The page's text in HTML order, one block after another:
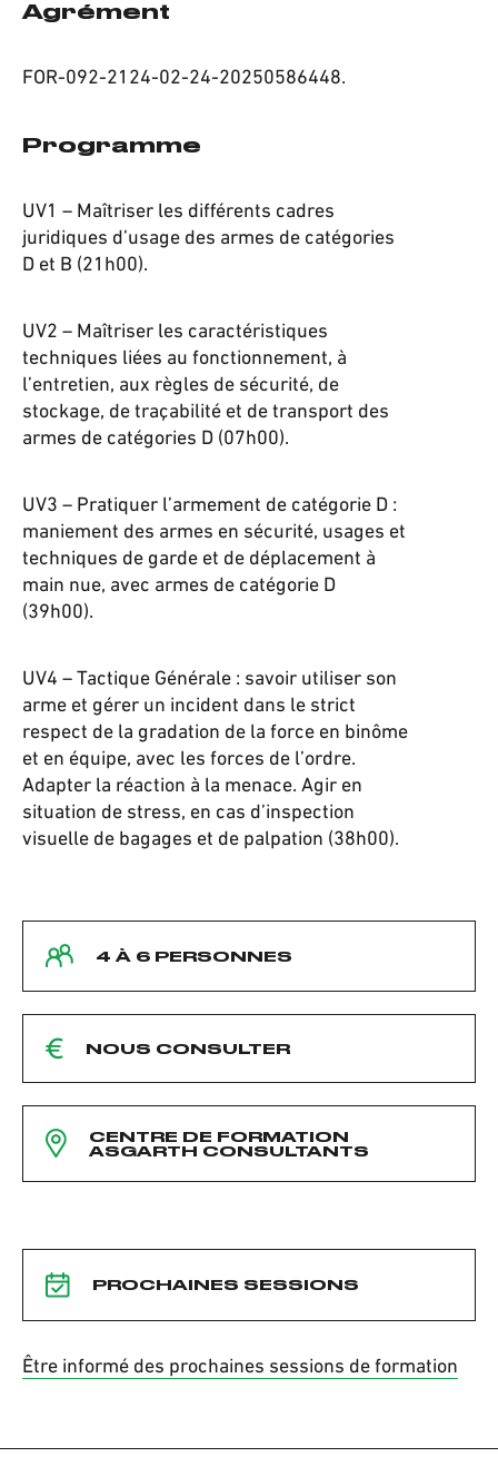
Agrément
FOR-092-2124-02-24-20250586448.
Programme
UV1 – Maîtriser les différents cadres
juridiques d’usage des armes de catégories
D et B (21h00).
UV2 – Maîtriser les caractéristiques
techniques liées au fonctionnement, à
l’entretien, aux règles de sécurité, de
stockage, de traçabilité et de transport des
armes de catégories D (07h00).
UV3 – Pratiquer l’armement de catégorie D :
maniement des armes en sécurité, usages et
techniques de garde et de déplacement à
main nue, avec armes de catégorie D
(39h00).
UV4 – Tactique Générale : savoir utiliser son
arme et gérer un incident dans le strict
respect de la gradation de la force en binôme
et en équipe, avec les forces de l’ordre.
Adapter la réaction à la menace. Agir en
situation de stress, en cas d’inspection
visuelle de bagages et de palpation (38h00).
4 À 6 PERSONNES
NOUS CONSULTER
CENTRE DE FORMATION
ASGARTH CONSULTANTS
PROCHAINES SESSIONS
Être informé des prochaines sessions de formation